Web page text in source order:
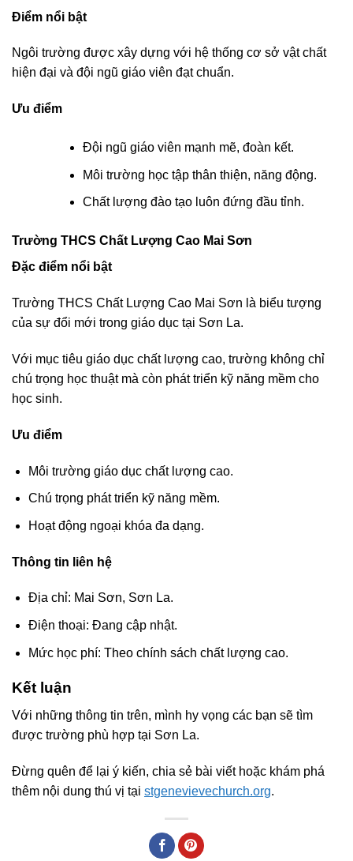
Điểm nổi bật
Ngôi trường được xây dựng với hệ thống cơ sở vật chất
hiện đại và đội ngũ giáo viên đạt chuẩn.
Ưu điểm
Đội ngũ giáo viên mạnh mẽ, đoàn kết.
Môi trường học tập thân thiện, năng động.
Chất lượng đào tạo luôn đứng đầu tỉnh.
Trường THCS Chất Lượng Cao Mai Sơn
Đặc điểm nổi bật
Trường THCS Chất Lượng Cao Mai Sơn là biểu tượng
của sự đổi mới trong giáo dục tại Sơn La.
Với mục tiêu giáo dục chất lượng cao, trường không chỉ
chú trọng học thuật mà còn phát triển kỹ năng mềm cho
học sinh.
Ưu điểm
Môi trường giáo dục chất lượng cao.
Chú trọng phát triển kỹ năng mềm.
Hoạt động ngoại khóa đa dạng.
Thông tin liên hệ
Địa chỉ: Mai Sơn, Sơn La.
Điện thoại: Đang cập nhật.
Mức học phí: Theo chính sách chất lượng cao.
Kết luận
Với những thông tin trên, mình hy vọng các bạn sẽ tìm
được trường phù hợp tại Sơn La.
Đừng quên để lại ý kiến, chia sẻ bài viết hoặc khám phá
thêm nội dung thú vị tại stgenevievechurch.org.